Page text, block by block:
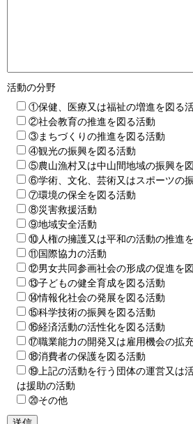
活動の分野
①保健、医療又は福祉の増進を図る
②社会教育の推進を図る活動
③まちづくりの推進を図る活動
④観光の振興を図る活動
⑤農山漁村又は中山間地域の振興を
⑥学術、文化、芸術又はスポーツの
⑦環境の保全を図る活動
⑧災害救援活動
⑨地域安全活動
⑩人権の擁護又は平和の活動の推進
⑪国際協力の活動
⑫男女共同参画社会の形成の促進を
⑬子どもの健全育成を図る活動
⑭情報化社会の発展を図る活動
⑮科学技術の振興を図る活動
⑯経済活動の活性化を図る活動
⑰職業能力の開発又は雇用機会の拡
⑱消費者の保護を図る活動
⑲上記の活動を行う団体の運営又は
は援助の活動
⑳その他